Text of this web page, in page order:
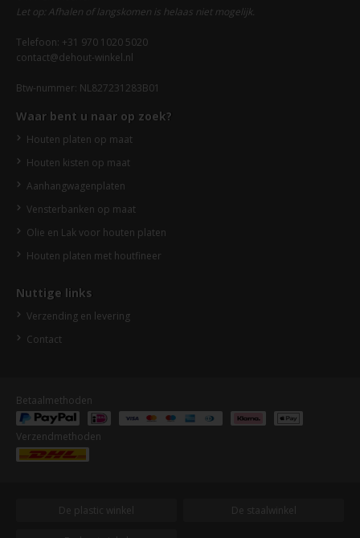
Let op: Afhalen of langskomen is helaas niet mogelijk.
Telefoon: +31 970 1020 5020
contact@dehout-winkel.nl
Btw-nummer: NL827231283B01
Waar bent u naar op zoek?
Houten platen op maat
Houten kisten op maat
Aanhangwagenplaten
Vensterbanken op maat
Olie en Lak voor houten platen
Houten platen met houtfineer
Nuttige links
Verzending en levering
Contact
Betaalmethoden
Verzendmethoden
De plastic winkel De staalwinkel